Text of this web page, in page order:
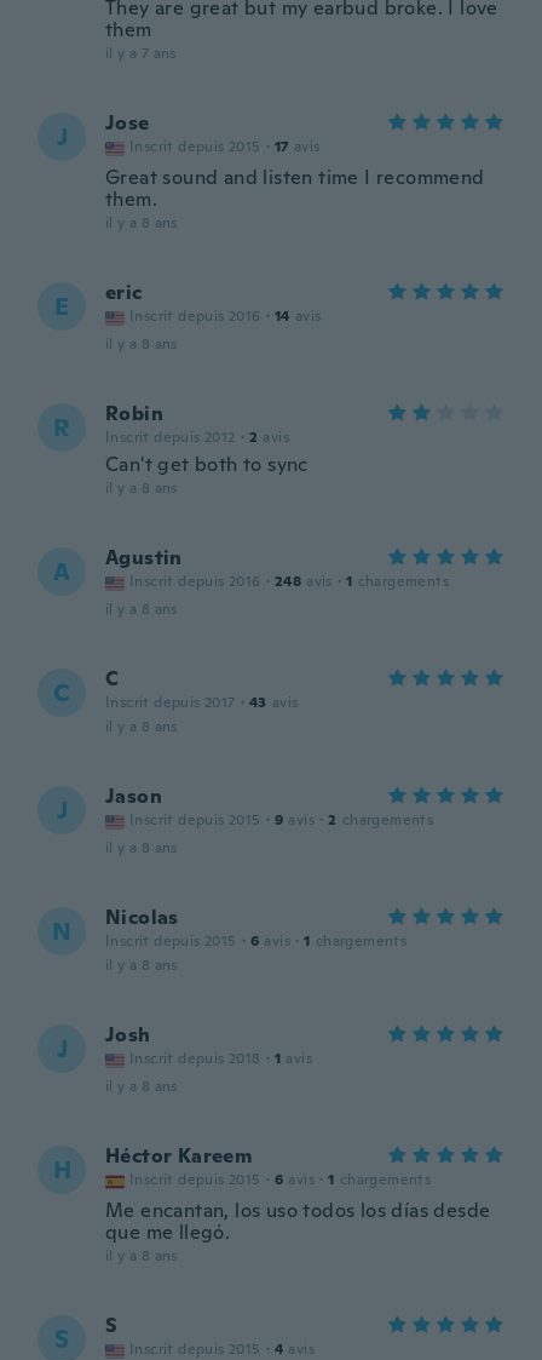
They are great but my earbud broke. I love
them
il y a 7 ans
J Jose
Inscrit depuis 2015 · 17 avis
Great sound and listen time I recommend
them.
il y a 8 ans
E eric
Inscrit depuis 2016 · 14 avis
il y a 8 ans
R Robin
Inscrit depuis 2012 · 2 avis
Can't get both to sync
il y a 8 ans
A Agustin
Inscrit depuis 2016 · 248 avis · 1 chargements
il y a 8 ans
C C
Inscrit depuis 2017 · 43 avis
il y a 8 ans
J Jason
Inscrit depuis 2015 · 9 avis · 2 chargements
il y a 8 ans
N Nicolas
Inscrit depuis 2015 · 6 avis · 1 chargements
il y a 8 ans
J Josh
Inscrit depuis 2018 · 1 avis
il y a 8 ans
H Héctor Kareem
Inscrit depuis 2015 · 6 avis · 1 chargements
Me encantan, los uso todos los días desde
que me llegó.
il y a 8 ans
S S
Inscrit depuis 2015 · 4 avis